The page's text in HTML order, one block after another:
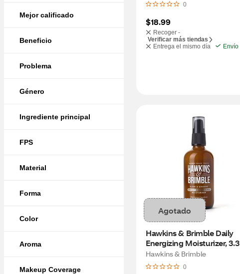
Mejor calificado
Beneficio
Problema
Género
Ingrediente principal
FPS
Material
Forma
Color
Aroma
Makeup Coverage
0
$18.99
Recoger -
Verificar más tiendas
Entrega el mismo día
Envío
Agotado
Hawkins & Brimble Daily
Energizing Moisturizer, 3.3
OZ
Hawkins & Brimble
0